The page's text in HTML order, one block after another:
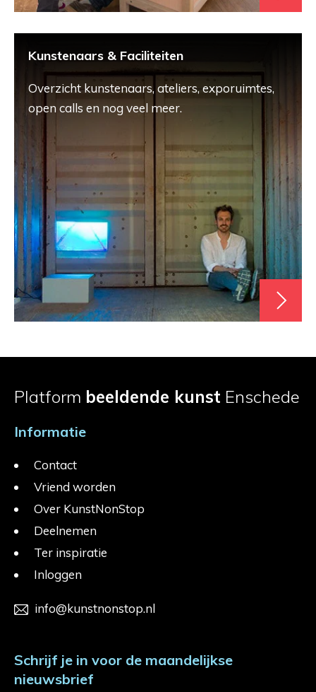
Kunstenaars & Faciliteiten
Overzicht kunstenaars, ateliers, exporuimtes,
open calls en nog veel meer.
Platform beeldende kunst Enschede
Informatie
Contact
Vriend worden
Over KunstNonStop
Deelnemen
Ter inspiratie
Inloggen
info@kunstnonstop.nl
Schrijf je in voor de maandelijkse
nieuwsbrief